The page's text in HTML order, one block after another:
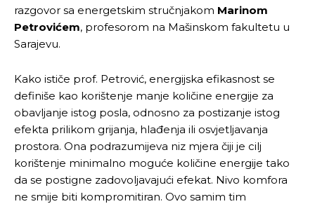
razgovor sa energetskim stručnjakom Marinom
Petrovićem, profesorom na Mašinskom fakultetu u
Sarajevu.
Kako ističe prof. Petrović, energijska efikasnost se
definiše kao korištenje manje količine energije za
obavljanje istog posla, odnosno za postizanje istog
efekta prilikom grijanja, hlađenja ili osvjetljavanja
prostora. Ona podrazumijeva niz mjera čiji je cilj
korištenje minimalno moguće količine energije tako
da se postigne zadovoljavajući efekat. Nivo komfora
ne smije biti kompromitiran. Ovo samim tim